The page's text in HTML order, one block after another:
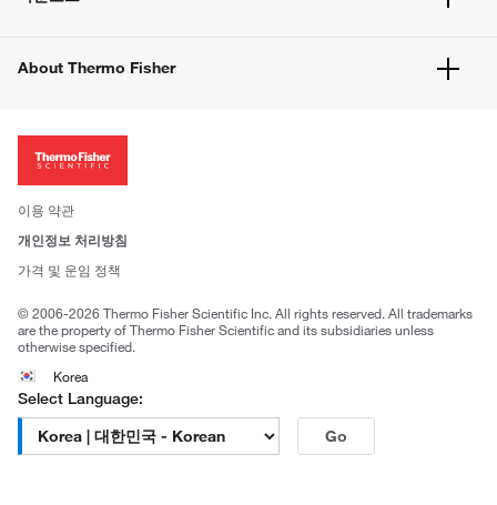
고객 센터
웹사이트 개선사항
About Thermo Fisher
투자자
사회적 책임
브랜드
이용 약관
개인정보 처리방침
가격 및 운임 정책
© 2006-2026 Thermo Fisher Scientific Inc. All rights reserved. All trademarks
are the property of Thermo Fisher Scientific and its subsidiaries unless
otherwise specified.
Korea
Select Language:
Go